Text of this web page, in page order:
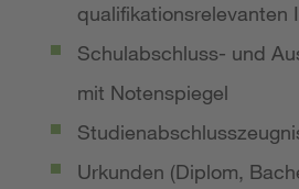
qualifikationsrelevanten
Schulabschluss- und
mit Notenspiegel
Urkunden (Diplom,